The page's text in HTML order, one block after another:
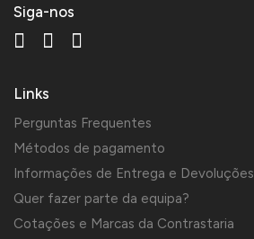
Siga-nos
Links
Perguntas Frequentes
Métodos de pagamento
Informações de Entrega e Devoluções
Quer fazer parte da equipa?
Cotações e Marcas da Contrastaria